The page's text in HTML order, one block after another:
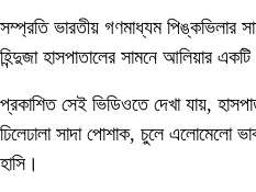
সম্প্রতি ভারতীয় গণমাধ্যম পিঙ্কভিলার
হিন্দুজা হাসপাতালের সামনে আলিয়ার
প্রকাশিত সেই ভিডিওতে দেখা যায়,
ঢিলেঢালা সাদা পোশাক, চুলে এলোমেলো
হাসি।